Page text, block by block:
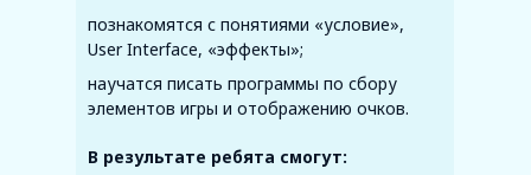
В результате ребята смогут:
познакомятся с понятиями «условие»,
User Interface, «эффекты»;
научатся писать программы по сбору
элементов игры и отображению очков.